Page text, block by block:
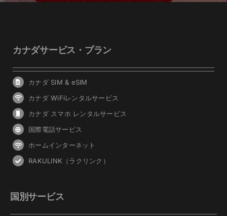
カナダサービス・プラン
カナダ SIM & eSIM
カナダ WiFiレンタルサービス
カナダ スマホ レンタルサービス
国際電話サービス
ホームインターネット
RAKULINK（ラクリンク）
国別サービス